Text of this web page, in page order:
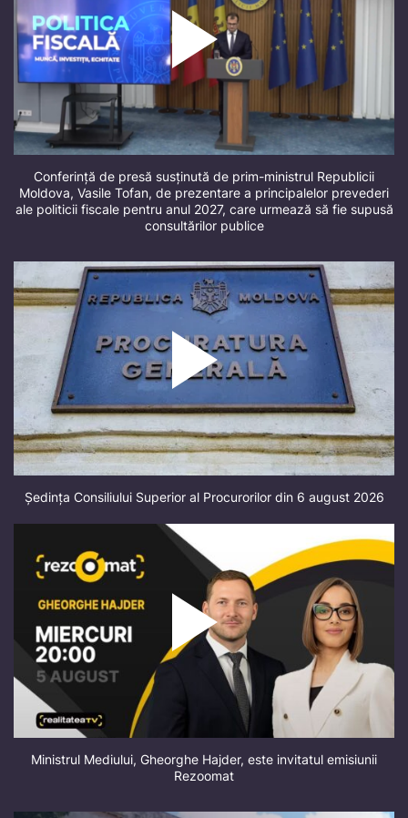
Conferință de presă susținută de prim-ministrul Republicii
Moldova, Vasile Tofan, de prezentare a principalelor prevederi
ale politicii fiscale pentru anul 2027, care urmează să fie supusă
consultărilor publice
Ședința Consiliului Superior al Procurorilor din 6 august 2026
Ministrul Mediului, Gheorghe Hajder, este invitatul emisiunii
Rezoomat